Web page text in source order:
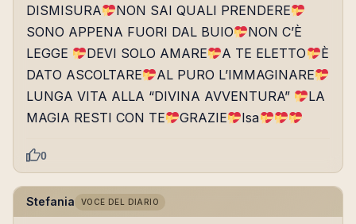
DISMISURA
NON SAI QUALI PRENDERE
SONO APPENA FUORI DAL BUIO
NON C’È
LEGGE
DEVI SOLO AMARE A TE ELETTO
È
DATO ASCOLTARE
AL PURO L’IMMAGINARE
LUNGA VITA ALLA “DIVINA AVVENTURA”
LA
MAGIA RESTI CON TE
GRAZIE Isa
0
Stefania VOCE DEL DIARIO